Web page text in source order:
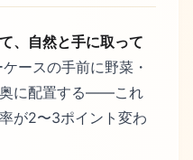
、自然と手に取って
ケースの手前に野菜・
奥に配置する——これ
が2〜3ポイント変わ